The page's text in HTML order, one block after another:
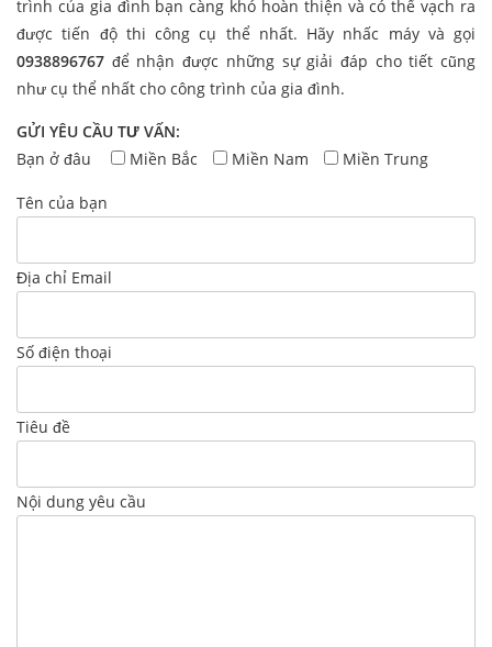
trình của gia đình bạn càng khó hoàn thiện và có thể vạch ra
được tiến độ thi công cụ thể nhất. Hãy nhấc máy và gọi
0938896767 để nhận được những sự giải đáp cho tiết cũng
như cụ thể nhất cho công trình của gia đình.
GỬI YÊU CẦU TƯ VẤN:
Bạn ở đâu
Miền Bắc Miền Nam Miền Trung
Tên của bạn
Địa chỉ Email
Số điện thoại
Tiêu đề
Nội dung yêu cầu